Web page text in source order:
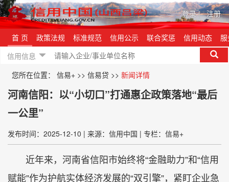
登录| 注册
首 页 政策法规 标准规范 信用公示 联合奖惩 信用动态
信用信息
您所在位置： 信易+ >> 信易贷 >> 新闻详情
河南信阳：以“小切口”打通惠企政策落地“最后
一公里”
发布时间：2025-12-10 | 来源：信用中国 | 专栏：信易+
近年来，河南省信阳市始终将“金融助力”和“信用
赋能”作为护航实体经济发展的“双引擎”，紧盯企业急